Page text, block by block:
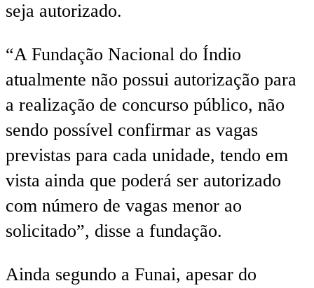
seja autorizado.
“A Fundação Nacional do Índio
atualmente não possui autorização para
a realização de concurso público, não
sendo possível confirmar as vagas
previstas para cada unidade, tendo em
vista ainda que poderá ser autorizado
com número de vagas menor ao
solicitado”, disse a fundação.
Ainda segundo a Funai, apesar do